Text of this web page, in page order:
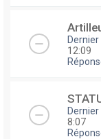
12:09
8:07